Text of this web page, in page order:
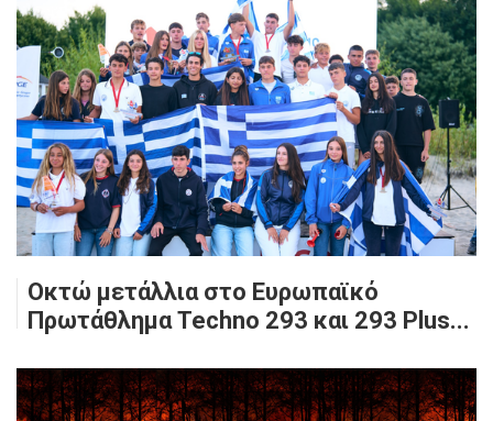
Οκτώ μετάλλια στο Ευρωπαϊκό
Πρωτάθλημα Techno 293 και 293 Plus...